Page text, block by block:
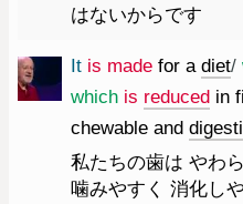
はないからです
It is made for a diet/
which is reduced in
chewable and
私たちの歯は やわ
噛みやすく 消化し